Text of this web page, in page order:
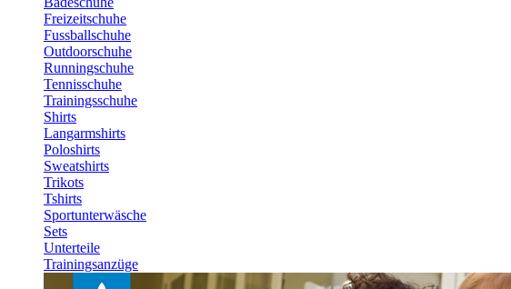
Freizeitschuhe
Fussballschuhe
Outdoorschuhe
Runningschuhe
Tennisschuhe
Trainingsschuhe
Shirts
Langarmshirts
Poloshirts
Sweatshirts
Trikots
Tshirts
Sportunterwäsche
Sets
Unterteile
Trainingsanzüge